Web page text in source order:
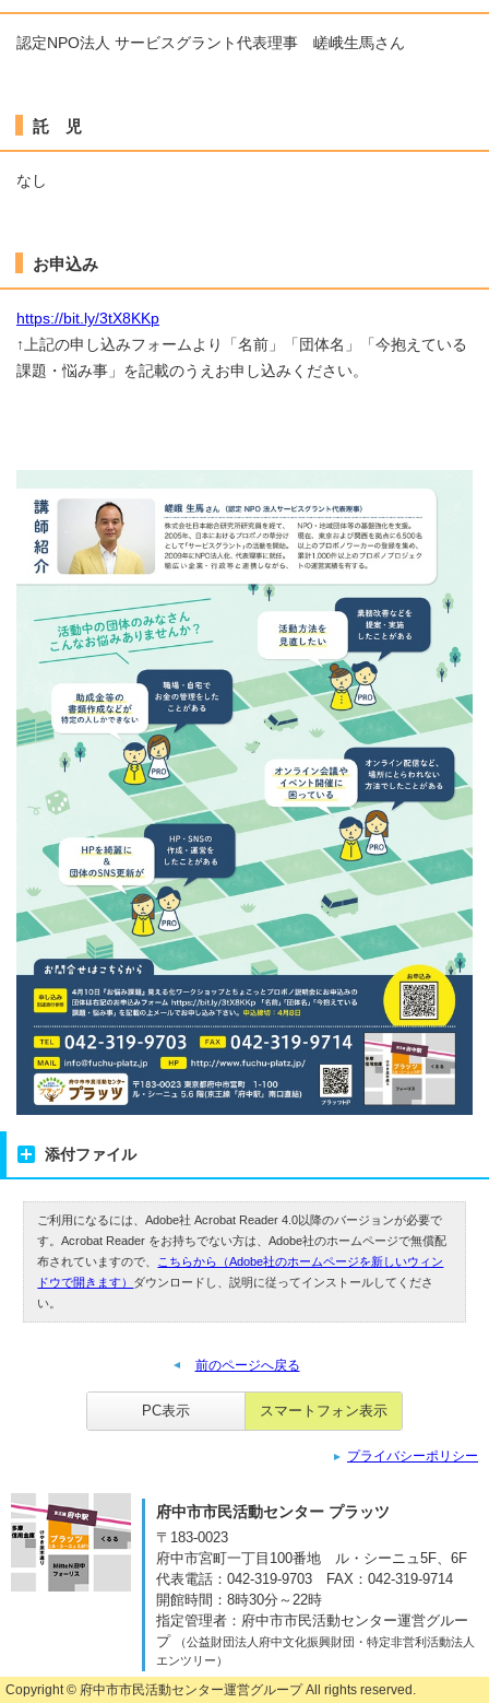
認定NPO法人 サービスグラント代表理事 嵯峨生馬さん
託 児
なし
お申込み
https://bit.ly/3tX8KKp
↑上記の申し込みフォームより「名前」「団体名」「今抱えている
課題・悩み事」を記載のうえお申し込みください。
添付ファイル
ご利用になるには、Adobe社 Acrobat Reader 4.0以降のバージョンが必要で
す。Acrobat Reader をお持ちでない方は、Adobe社のホームページで無償配
布されていますので、 こちらから（Adobe社のホームページを新しいウィン
ドウで開きます） ダウンロードし、説明に従ってインストールしてくださ
い。
前のページへ戻る
PC表示 スマートフォン表示
プライバシーポリシー
府中市市民活動センター プラッツ
〒183-0023
府中市宮町一丁目100番地 ル・シーニュ5F、6F
代表電話：042-319-9703
FAX：042-319-9714
開館時間：8時30分～22時
指定管理者：府中市市民活動センター運営グルー
プ
（公益財団法人府中文化振興財団・特定非営利活動法人
エンツリー）
Copyright © 府中市市民活動センター運営グループ All rights reserved.